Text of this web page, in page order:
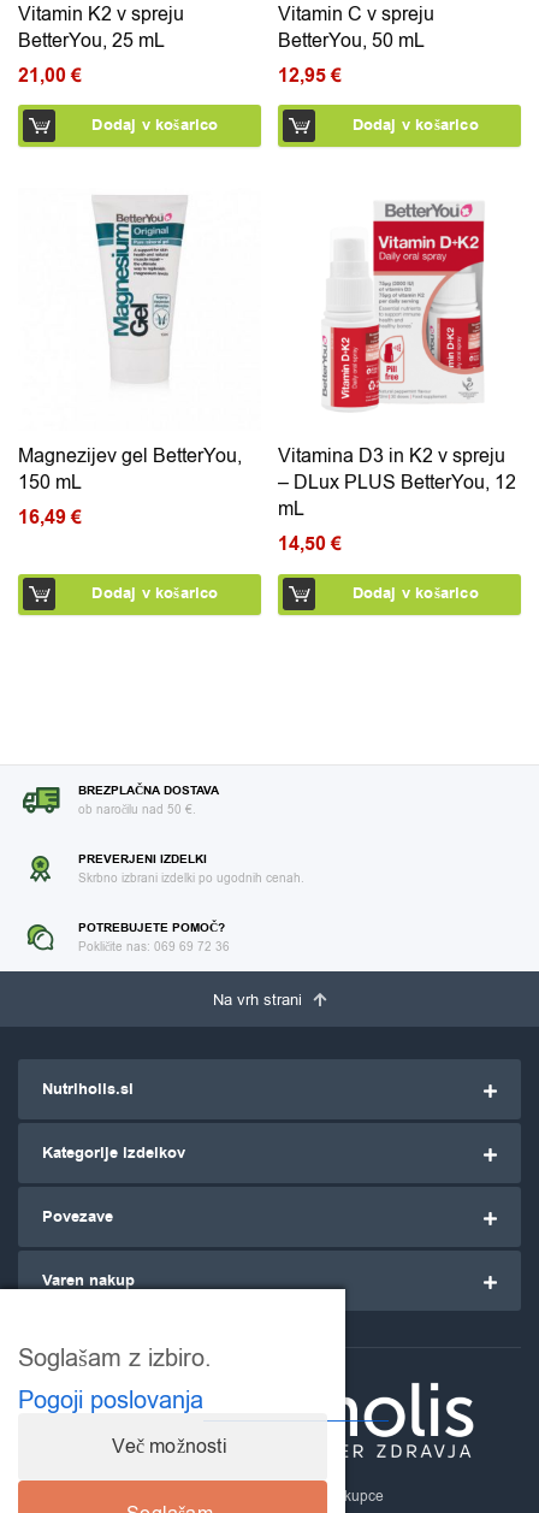
Vitamin K2 v spreju
BetterYou, 25 mL
21,00€
Dodaj v košarico
Vitamin C v spreju
BetterYou, 50 mL
12,95€
Dodaj v košarico
Magnezijev gel BetterYou,
150 mL
16,49€
Dodaj v košarico
Vitamina D3 in K2 v spreju
– DLux PLUS BetterYou, 12
mL
14,50€
Dodaj v košarico
BREZPLAČNA DOSTAVA
ob naročilu nad 50 €.
PREVERJENI IZDELKI
Skrbno izbrani izdelki po ugodnih cenah.
POTREBUJETE POMOČ?
Pokličite nas: 069 69 72 36
Na vrh strani
Nutriholis.si
Kategorije izdelkov
Povezave
Varen nakup
- za ozaveščene kupce
Soglašam z izbiro.
Pogoji poslovanja
Več možnosti